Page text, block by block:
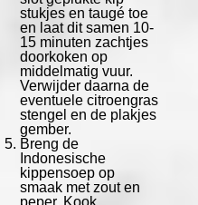
stukjes en taugé toe
en laat dit samen 10-
15 minuten zachtjes
doorkoken op
middelmatig vuur.
Verwijder daarna de
eventuele citroengras
stengel en de plakjes
gember.
Breng de
Indonesische
kippensoep op
smaak met zout en
peper. Kook